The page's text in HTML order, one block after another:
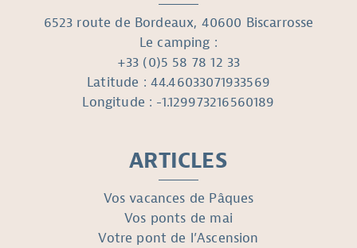
6523 route de Bordeaux, 40600 Biscarrosse
Le camping :
+33 (0)5 58 78 12 33
Latitude : 44.46033071933569
Longitude : -1.129973216560189
ARTICLES
Vos vacances de Pâques
Vos ponts de mai
Votre pont de l’Ascension